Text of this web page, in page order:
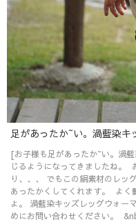
足があったか~い。渦藍染キ
[お子様も足があったか~い。渦
じるようになってきましたね。
り、、、 でもこの絹素材のレッ
あったかくしてくれます。 よく
よ。 渦藍染キッズレッグウォ
めにお問い合わせください。